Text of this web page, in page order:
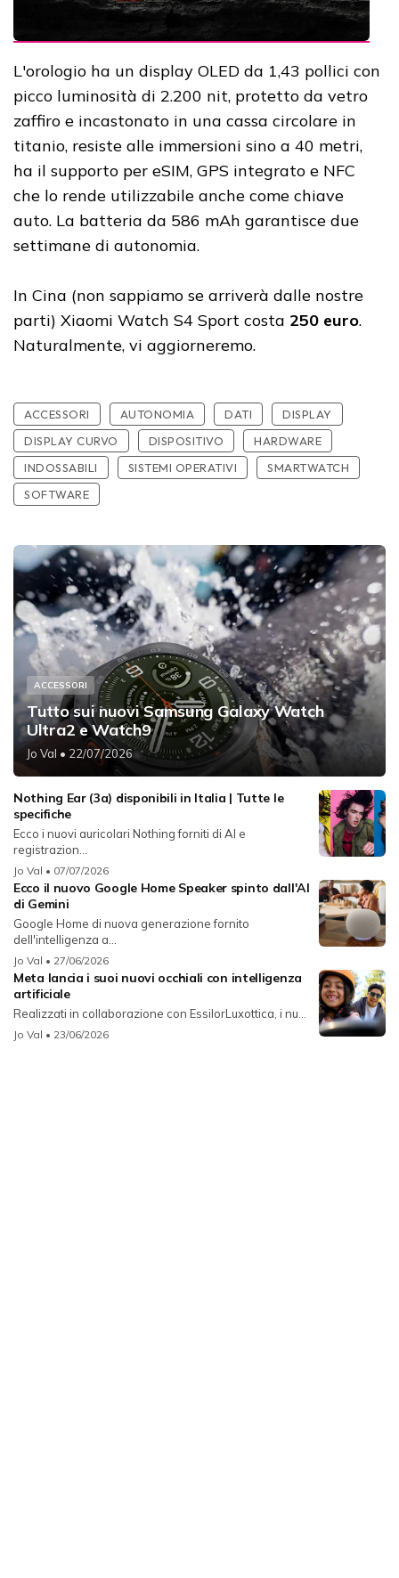
L'orologio ha un display OLED da 1,43 pollici con
picco luminosità di 2.200 nit, protetto da vetro
zaffiro e incastonato in una cassa circolare in
titanio, resiste alle immersioni sino a 40 metri,
ha il supporto per eSIM, GPS integrato e NFC
che lo rende utilizzabile anche come chiave
auto. La batteria da 586 mAh garantisce due
settimane di autonomia.
In Cina (non sappiamo se arriverà dalle nostre
parti) Xiaomi Watch S4 Sport costa 250 euro.
Naturalmente, vi aggiorneremo.
ACCESSORI AUTONOMIA DATI
DISPLAY
DISPLAY CURVO
DISPOSITIVO
HARDWARE
INDOSSABILI
SISTEMI OPERATIVI
SMARTWATCH
SOFTWARE
ACCESSORI
Tutto sui nuovi Samsung Galaxy Watch
Ultra2 e Watch9
Jo Val • 22/07/2026
Nothing Ear (3a) disponibili in Italia | Tutte le
specifiche
Ecco i nuovi auricolari Nothing forniti di AI e
registrazion...
Jo Val • 07/07/2026
Ecco il nuovo Google Home Speaker spinto dall'AI
di Gemini
Google Home di nuova generazione fornito
dell'intelligenza a...
Jo Val • 27/06/2026
Meta lancia i suoi nuovi occhiali con intelligenza
artificiale
Realizzati in collaborazione con EssilorLuxottica, i nu...
Jo Val • 23/06/2026